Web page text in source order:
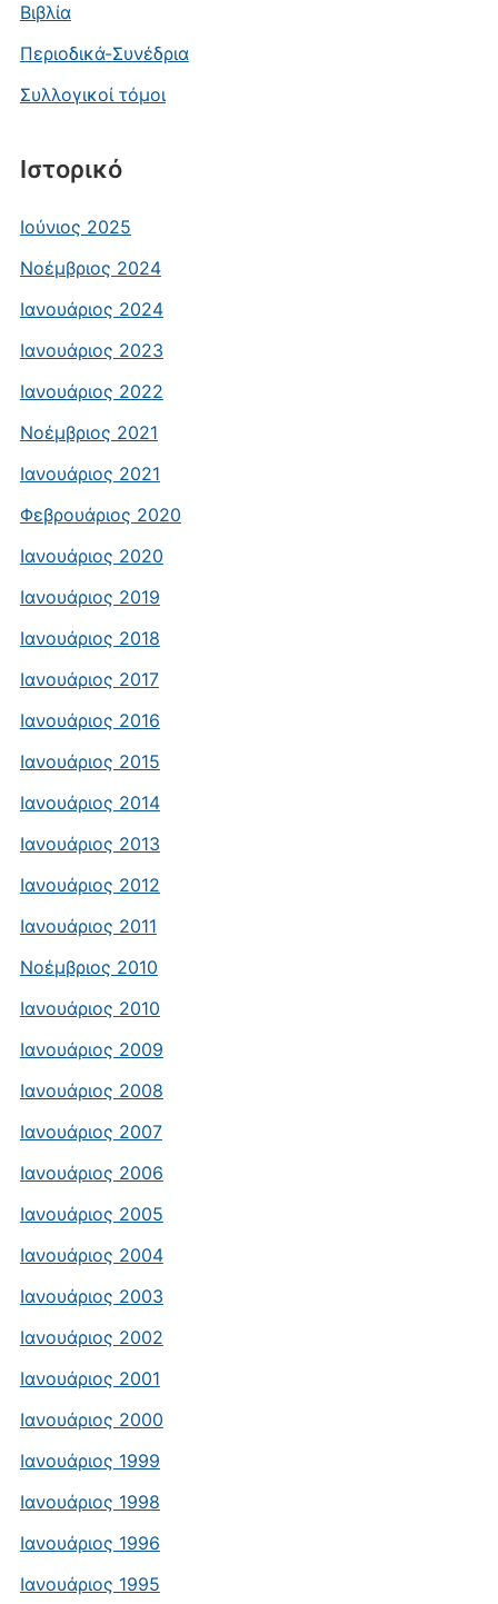
Βιβλία
Περιοδικά-Συνέδρια
Συλλογικοί τόμοι
Ιστορικό
Ιούνιος 2025
Νοέμβριος 2024
Ιανουάριος 2024
Ιανουάριος 2023
Ιανουάριος 2022
Νοέμβριος 2021
Ιανουάριος 2021
Φεβρουάριος 2020
Ιανουάριος 2020
Ιανουάριος 2019
Ιανουάριος 2018
Ιανουάριος 2017
Ιανουάριος 2016
Ιανουάριος 2015
Ιανουάριος 2014
Ιανουάριος 2013
Ιανουάριος 2012
Ιανουάριος 2011
Νοέμβριος 2010
Ιανουάριος 2010
Ιανουάριος 2009
Ιανουάριος 2008
Ιανουάριος 2007
Ιανουάριος 2006
Ιανουάριος 2005
Ιανουάριος 2004
Ιανουάριος 2003
Ιανουάριος 2002
Ιανουάριος 2001
Ιανουάριος 2000
Ιανουάριος 1999
Ιανουάριος 1998
Ιανουάριος 1996
Ιανουάριος 1995